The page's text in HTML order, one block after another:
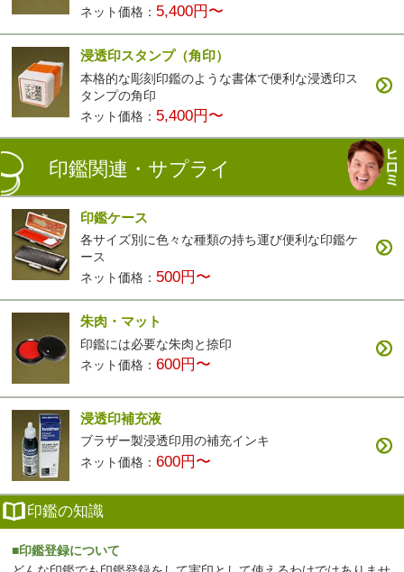
ネット価格： 5,400円〜
浸透印スタンプ（角印）
本格的な彫刻印鑑のような書体で便利な浸透印ス
タンプの角印
ネット価格： 5,400円〜
印鑑関連・サプライ
印鑑ケース
各サイズ別に色々な種類の持ち運び便利な印鑑ケ
ース
ネット価格： 500円〜
朱肉・マット
印鑑には必要な朱肉と捺印
ネット価格：600円〜
浸透印補充液
ブラザー製浸透印用の補充インキ
ネット価格：600円〜
印鑑の知識
■印鑑登録について